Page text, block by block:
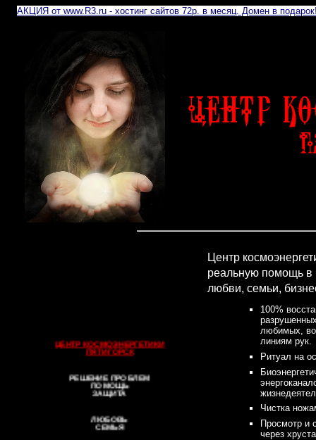
АКЦИЯ от www.R3.ru - хостинг сайтов 72р. в месяц. Домен в
ЦЕНТР КОСМОЭНЕРГЕТИКИ
ПЯТИГОРСК
РЕШЕНИЕ ПРОБЛЕМ
ПОМОЩЬ
ЗАЩИТА
ЛЮБОВЬ
СЕМЬЯ
БИЗНЕС
Центр
реальную помощь
любви, семьи,
100%
любимых,
линиям рук.
Ритуал на
Чистка
Просмотр и
через